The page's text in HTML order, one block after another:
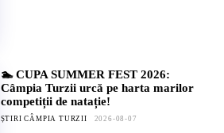
🏊 CUPA SUMMER FEST 2026:
Câmpia Turzii urcă pe harta marilor
competiții de natație!
ȘTIRI CÂMPIA TURZII 2026-08-07